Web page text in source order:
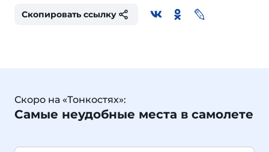
Скопировать ссылку
Скоро на «Тонкостях»:
Самые неудобные места в самолете